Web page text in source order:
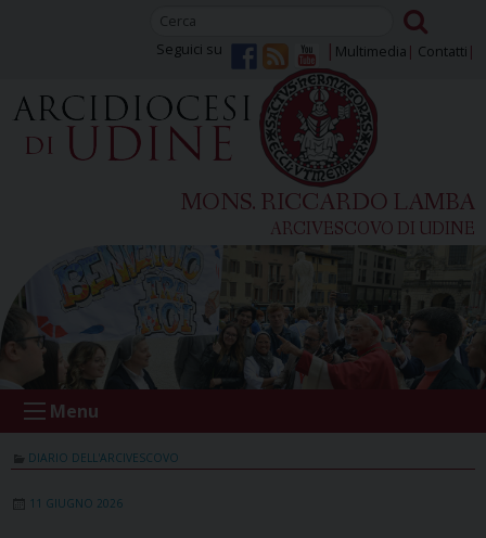
Multimedia Contatti
Seguici su
MONS. RICCARDO LAMBA
ARCIVESCOVO DI UDINE
Menu
DIARIO DELL'ARCIVESCOVO
11 GIUGNO 2026